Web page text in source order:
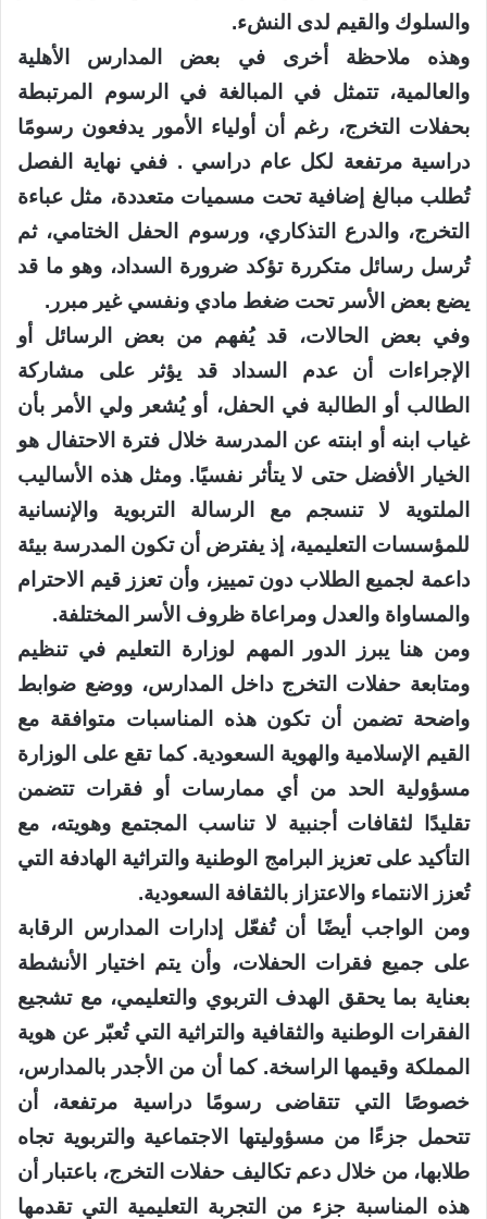
والسلوك والقيم لدى النشء.
وهذه ملاحظة أخرى في بعض المدارس الأهلية
والعالمية، تتمثل في المبالغة في الرسوم المرتبطة
بحفلات التخرج، رغم أن أولياء الأمور يدفعون رسومًا
دراسية مرتفعة لكل عام دراسي . ففي نهاية الفصل
تُطلب مبالغ إضافية تحت مسميات متعددة، مثل عباءة
التخرج، والدرع التذكاري، ورسوم الحفل الختامي، ثم
تُرسل رسائل متكررة تؤكد ضرورة السداد، وهو ما قد
يضع بعض الأسر تحت ضغط مادي ونفسي غير مبرر.
وفي بعض الحالات، قد يُفهم من بعض الرسائل أو
الإجراءات أن عدم السداد قد يؤثر على مشاركة
الطالب أو الطالبة في الحفل، أو يُشعر ولي الأمر بأن
غياب ابنه أو ابنته عن المدرسة خلال فترة الاحتفال هو
الخيار الأفضل حتى لا يتأثر نفسيًا. ومثل هذه الأساليب
الملتوية لا تنسجم مع الرسالة التربوية والإنسانية
للمؤسسات التعليمية، إذ يفترض أن تكون المدرسة بيئة
داعمة لجميع الطلاب دون تمييز، وأن تعزز قيم الاحترام
والمساواة والعدل ومراعاة ظروف الأسر المختلفة.
ومن هنا يبرز الدور المهم لوزارة التعليم في تنظيم
ومتابعة حفلات التخرج داخل المدارس، ووضع ضوابط
واضحة تضمن أن تكون هذه المناسبات متوافقة مع
القيم الإسلامية والهوية السعودية. كما تقع على الوزارة
مسؤولية الحد من أي ممارسات أو فقرات تتضمن
تقليدًا لثقافات أجنبية لا تناسب المجتمع وهويته، مع
التأكيد على تعزيز البرامج الوطنية والتراثية الهادفة التي
تُعزز الانتماء والاعتزاز بالثقافة السعودية.
ومن الواجب أيضًا أن تُفعّل إدارات المدارس الرقابة
على جميع فقرات الحفلات، وأن يتم اختيار الأنشطة
بعناية بما يحقق الهدف التربوي والتعليمي، مع تشجيع
الفقرات الوطنية والثقافية والتراثية التي تُعبّر عن هوية
المملكة وقيمها الراسخة. كما أن من الأجدر بالمدارس،
خصوصًا التي تتقاضى رسومًا دراسية مرتفعة، أن
تتحمل جزءًا من مسؤوليتها الاجتماعية والتربوية تجاه
طلابها، من خلال دعم تكاليف حفلات التخرج، باعتبار أن
هذه المناسبة جزء من التجربة التعليمية التي تقدمها